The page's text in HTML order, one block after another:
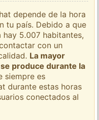
depende de la hora
tu país. Debido a que
5.007 habitantes,
con un
La mayor
produce durante la
siempre es
durante estas horas
conectados al